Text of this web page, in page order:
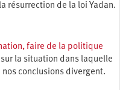
résurrection de la loi Yadan.
faire de la politique
la situation dans laquelle
conclusions divergent.